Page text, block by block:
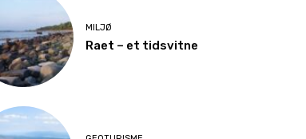
MILJØ
Raet – et tidsvitne